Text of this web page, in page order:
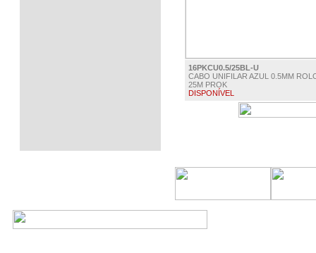
16PKCU0.5/25BL-U
CABO UNIFILAR AZUL 0.5MM
25M PROK
DISPONÍVEL